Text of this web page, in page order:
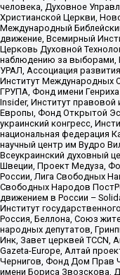
человека, Духовное
Христианской Церкви,
Международный
движение, Всемирный
Церковь Духовной
наблюдению за
УРАЛ, Ассоциация
Институт
ГРУПА, Фонд имени
Insider, Институт
Европы, Фонд Открытой
украинский конгресс,
национальная федерация
научный центр им Вудро
Всеукраинский духовный
Швеции, Проект Медуза,
России, Лига Свободных
Свободных Народов
движением в России –
Институт
Россия, Беллона, Союз
народных депутатов,
Инк, Завет церквей TCCN,
Gazeta-Europe, Алтай
Чернигов, Фонд Дом Прав
имени Бориса Звозскова,